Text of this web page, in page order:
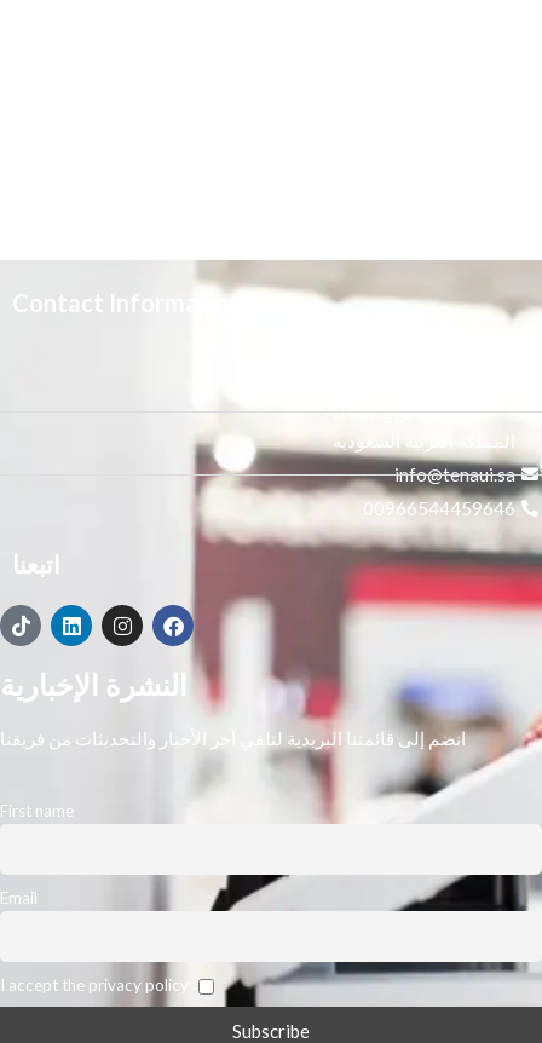
Contact Information
النور, الرياض 14271,
المملكة العربية السعودية
info@tenaui.sa
00966544459646
اتبعنا
النشرة الإخبارية
انضم إلى قائمتنا البريدية لتلقي آخر الأخبار والتحديثات من فريقنا
First name
Email